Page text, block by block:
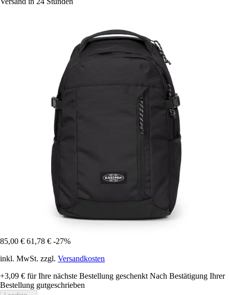
85,00 € 61,78 € -27%
inkl. MwSt. zzgl. Versandkosten
+3,09 € für Ihre nächste Bestellung geschenkt Nach Bestätigung Ihrer
Bestellung gutgeschrieben